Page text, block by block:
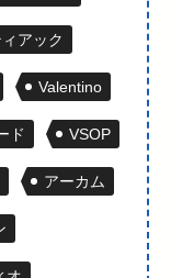
アック
Valentino
ド VSOP
アーカム